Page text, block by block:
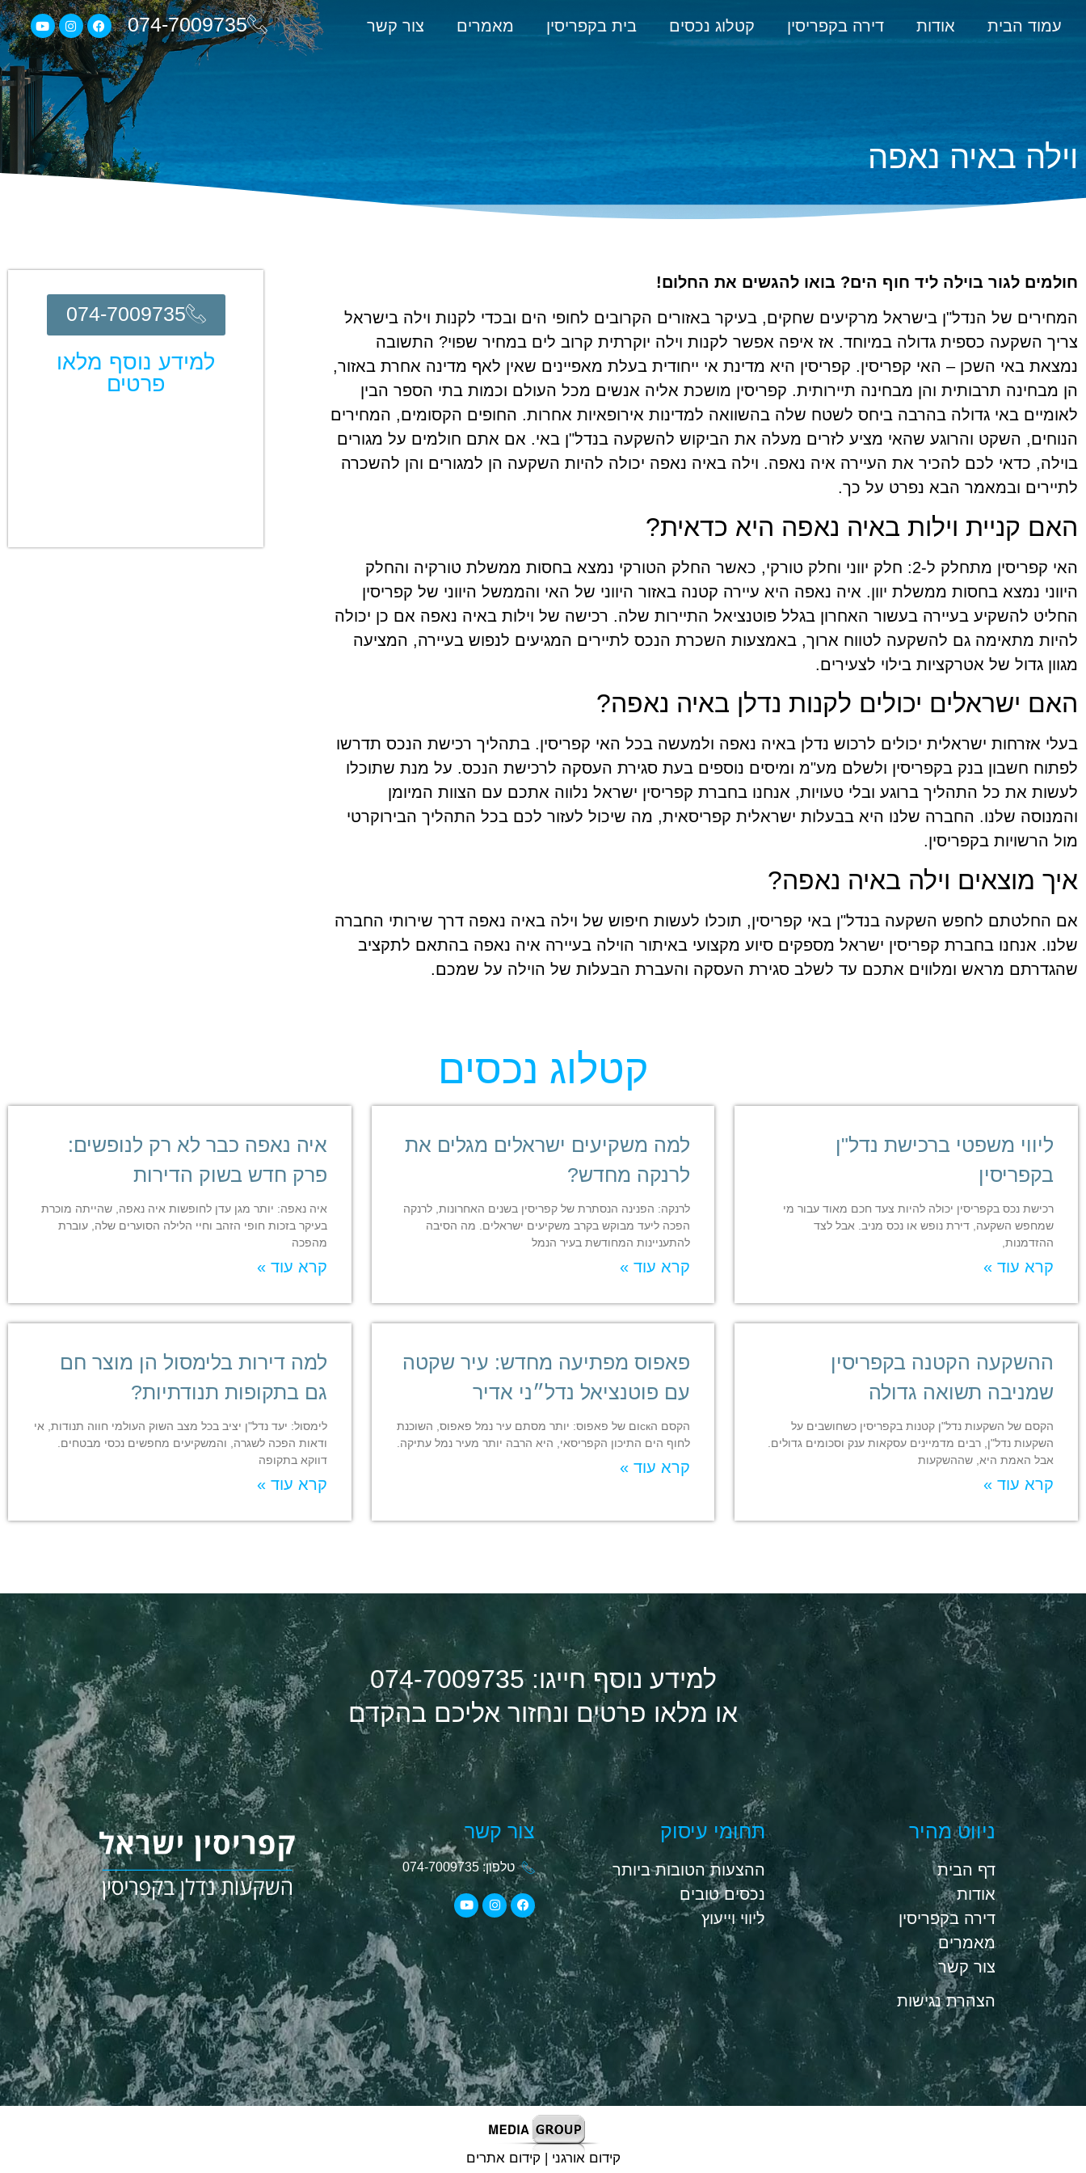
עמוד הבית אודות דירה בקפריסין קטלוג נכסים בית בקפריסין מאמרים צור קשר 074-7009735
וילה באיה נאפה
חולמים לגור בוילה ליד חוף הים? בואו להגשים את החלום!
המחירים של הנדל"ן בישראל מרקיעים שחקים, בעיקר באזורים הקרובים לחופי הים ובכדי לקנות וילה בישראל
צריך השקעה כספית גדולה במיוחד. אז איפה אפשר לקנות וילה יוקרתית קרוב לים במחיר שפוי? התשובה
נמצאת באי השכן – האי קפריסין. קפריסין היא מדינת אי ייחודית בעלת מאפיינים שאין לאף מדינה אחרת באזור,
הן מבחינה תרבותית והן מבחינה תיירותית. קפריסין מושכת אליה אנשים מכל העולם וכמות בתי הספר הבין
לאומיים באי גדולה בהרבה ביחס לשטח שלה בהשוואה למדינות אירופאיות אחרות. החופים הקסומים, המחירים
הנוחים, השקט והרוגע שהאי מציע לזרים מעלה את הביקוש להשקעה בנדל"ן באי. אם אתם חולמים על מגורים
בוילה, כדאי לכם להכיר את העיירה איה נאפה. וילה באיה נאפה יכולה להיות השקעה הן למגורים והן להשכרה
לתיירים ובמאמר הבא נפרט על כך.
האם קניית וילות באיה נאפה היא כדאית?
האי קפריסין מתחלק ל-2: חלק יווני וחלק טורקי, כאשר החלק הטורקי נמצא בחסות ממשלת טורקיה והחלק
היווני נמצא בחסות ממשלת יוון. איה נאפה היא עיירה קטנה באזור היווני של האי והממשל היווני של קפריסין
החליט להשקיע בעיירה בעשור האחרון בגלל פוטנציאל התיירות שלה. רכישה של וילות באיה נאפה אם כן יכולה
להיות מתאימה גם להשקעה לטווח ארוך, באמצעות השכרת הנכס לתיירים המגיעים לנפוש בעיירה, המציעה
מגוון גדול של אטרקציות בילוי לצעירים.
האם ישראלים יכולים לקנות נדלן באיה נאפה?
בעלי אזרחות ישראלית יכולים לרכוש נדלן באיה נאפה ולמעשה בכל האי קפריסין. בתהליך רכישת הנכס תדרשו
לפתוח חשבון בנק בקפריסין ולשלם מע"מ ומיסים נוספים בעת סגירת העסקה לרכישת הנכס. על מנת שתוכלו
לעשות את כל התהליך ברוגע ובלי טעויות, אנחנו בחברת קפריסין ישראל נלווה אתכם עם הצוות המיומן
והמנוסה שלנו. החברה שלנו היא בבעלות ישראלית קפריסאית, מה שיכול לעזור לכם בכל התהליך הבירוקרטי
מול הרשויות בקפריסין.
איך מוצאים וילה באיה נאפה?
אם החלטתם לחפש השקעה בנדל"ן באי קפריסין, תוכלו לעשות חיפוש של וילה באיה נאפה דרך שירותי החברה
שלנו. אנחנו בחברת קפריסין ישראל מספקים סיוע מקצועי באיתור הוילה בעיירה איה נאפה בהתאם לתקציב
שהגדרתם מראש ומלווים אתכם עד לשלב סגירת העסקה והעברת הבעלות של הוילה על שמכם.
074-7009735
למידע נוסף מלאו
פרטים
קטלוג נכסים
ליווי משפטי ברכישת נדל"ן
בקפריסין
רכישת נכס בקפריסין יכולה להיות צעד חכם מאוד עבור מי
שמחפש השקעה, דירת נופש או נכס מניב. אבל לצד
ההזדמנות,
קרא עוד »
למה משקיעים ישראלים מגלים את
לרנקה מחדש?
לרנקה: הפנינה הנסתרת של קפריסין בשנים האחרונות, לרנקה
הפכה ליעד מבוקש בקרב משקיעים ישראלים. מה הסיבה
להתעניינות המחודשת בעיר הנמל
קרא עוד »
איה נאפה כבר לא רק לנופשים:
פרק חדש בשוק הדירות
איה נאפה: יותר מגן עדן לחופשות איה נאפה, שהייתה מוכרת
בעיקר בזכות חופי הזהב וחיי הלילה הסוערים שלה, עוברת
מהפכה
קרא עוד »
ההשקעה הקטנה בקפריסין
שמניבה תשואה גדולה
הקסם של השקעות נדל"ן קטנות בקפריסין כשחושבים על
השקעות נדל"ן, רבים מדמיינים עסקאות ענק וסכומים גדולים.
אבל האמת היא, שההשקעות
קרא עוד »
פאפוס מפתיעה מחדש: עיר שקטה
עם פוטנציאל נדל״ני אדיר
הקסם הскום של פאפוס: יותר מסתם עיר נמל פאפוס, השוכנת
לחוף הים התיכון הקפריסאי, היא הרבה יותר מעיר נמל עתיקה.
קרא עוד »
למה דירות בלימסול הן מוצר חם
גם בתקופות תנודתיות?
לימסול: יעד נדל"ן יציב בכל מצב השוק העולמי חווה תנודות, אי
ודאות הפכה לשגרה, והמשקיעים מחפשים נכסי מבטחים.
דווקא בתקופה
קרא עוד »
למידע נוסף חייגו: 074-7009735
או מלאו פרטים ונחזור אליכם בהקדם
ניווט מהיר
דף הבית
אודות
דירה בקפריסין
מאמרים
צור קשר
הצהרת נגישות
תחומי עיסוק
ההצעות הטובות ביותר
נכסים טובים
ליווי וייעוץ
צור קשר
טלפון: 074-7009735
קידום אורגני | קידום אתרים